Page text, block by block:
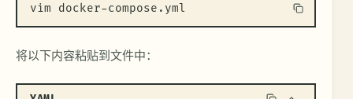
vim docker-compose.yml
将以下内容粘贴到文件中：